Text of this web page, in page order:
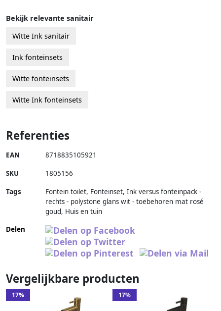
Bekijk relevante sanitair
Witte Ink sanitair
Ink fonteinsets
Witte fonteinsets
Witte Ink fonteinsets
Referenties
EAN 8718835105921
SKU 1805156
Tags
Fontein toilet, Fonteinset, Ink versus fonteinpack -
rechts - polystone glans wit - toebehoren mat rosé
goud, Huis en tuin
Delen
Vergelijkbare producten
17% 17%